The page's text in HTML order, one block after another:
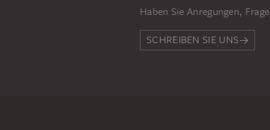
Haben Sie Anregungen,
SCHREIBEN SIE UNS